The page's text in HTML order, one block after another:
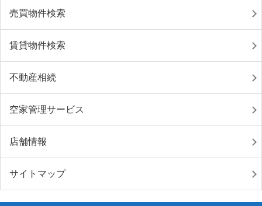
売買物件検索
賃貸物件検索
不動産相続
空家管理サービス
店舗情報
サイトマップ